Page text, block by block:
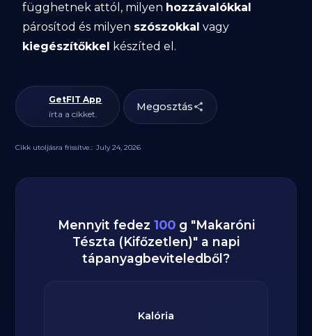
függhetnek attól, milyen hozzávalókkal
párosítod és milyen szószokkal vagy
kiegészítőkkel készíted el.
GetFIT App
írta a cikket.
Megosztás
Cikk utoljásra frissítve.: July 24, 2026
Mennyit fedez 100 g "Makaróni
Tészta (Kifőzetlen)" a napi
tápanyagbeviteledből?
Kalória